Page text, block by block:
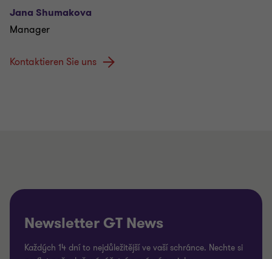
Jana Shumakova
Manager
Kontaktieren Sie uns
Newsletter GT News
Každých 14 dní to nejdůležitější ve vaší schránce. Nechte si